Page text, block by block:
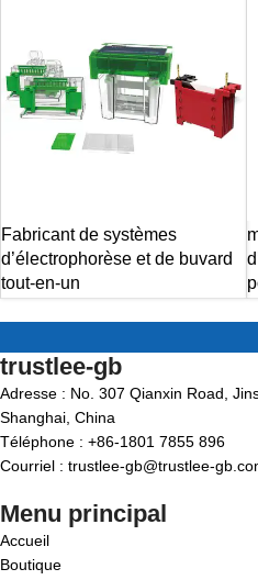
Fabricant de systèmes
d’électrophorèse et de buvard
tout-en-un
trustlee-gb
Adresse : No. 307 Qianxin Road,
Shanghai, China
Téléphone : +86-1801 7855 896
Courriel : trustlee-gb@trustlee-
Menu principal
Accueil
Boutique